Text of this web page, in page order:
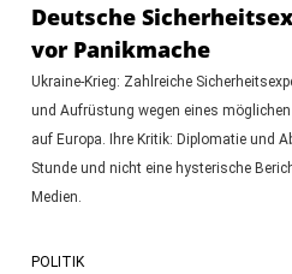
Deutsche
vor Panikmache
Ukraine-Krieg: Zahlreiche
und Aufrüstung wegen eines
auf Europa. Ihre Kritik: Diplomatie und
Stunde und nicht eine hysterische
Medien.
POLITIK